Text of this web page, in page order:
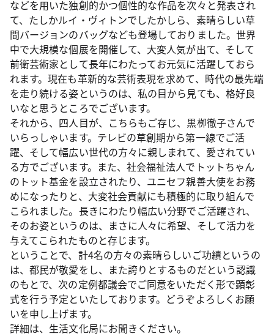
などを用いた独創的かつ個性的な作品を次々と発表され
て、たしかルイ・ヴィトンでしたかしら、素晴らしい草
間バージョンのバッグなども登場しておりました。世界
中で大規模な個展を開催して、大変人気が出て、そして
前衛芸術家として長年にわたってお元気に活躍しておら
れます。現在も革新的な芸術表現を求めて、時代の最先端
を走り続ける姿というのは、私の目から見ても、格好良
いなと思うところでございます。
それから、四人目が、こちらもご存じ、黒栁徹子さんで
いらっしゃいます。テレビの草創期から第一線でご活
躍、そして幅広い世代の方々に親しまれて、愛されてい
る方でございます。また、社会福祉法人でトットちゃん
のトット基金を設立されたり、ユニセフ親善大使をお務
めになったりと、大変社会貢献にも積極的に取り組んで
こられました。長きにわたり幅広い分野でご活躍され、
そのお姿というのは、まさに人々に希望、そして活力を
与えてこられたものと存じます。
ということで、計4名の方々の素晴らしいご功績というの
は、都民が敬愛をし、また誇りとするものだという認識
のもとで、次の定例都議会でご同意をいただく形で顕彰
式を行う予定といたしております。どうぞよろしくお願
いを申し上げます。
詳細は、生活文化局にお聞きください。